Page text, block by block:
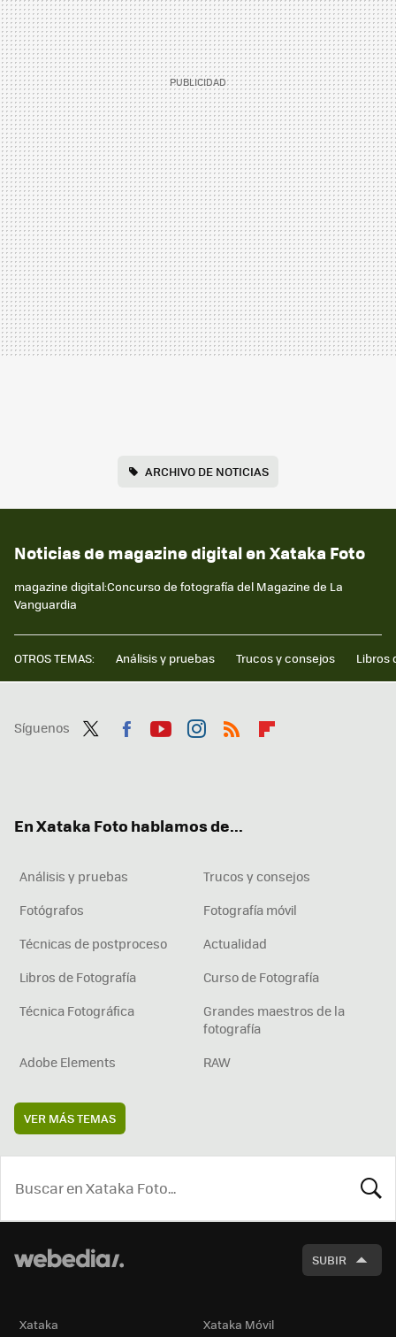
ARCHIVO DE NOTICIAS
Noticias de magazine digital en Xataka Foto
magazine digital:Concurso de fotografía del Magazine de La
Vanguardia
OTROS TEMAS: Análisis y pruebas Trucos y consejos Libros
Síguenos
En Xataka Foto hablamos de...
Análisis y pruebas
Trucos y consejos
Fotógrafos
Fotografía móvil
Técnicas de postproceso
Actualidad
Libros de Fotografía
Curso de Fotografía
Técnica Fotográfica
Grandes maestros de la
fotografía
Adobe Elements
RAW
VER MÁS TEMAS
SUBIR
Xataka Xataka Móvil